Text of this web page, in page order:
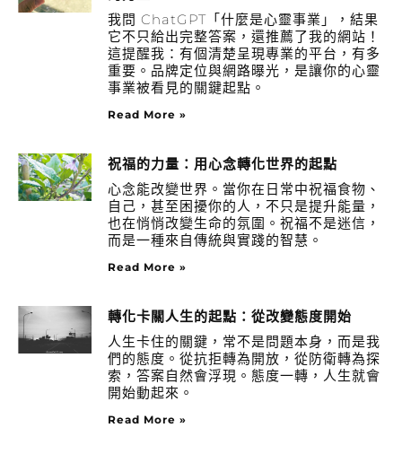
我問 ChatGPT「什麼是心靈事業」，結果
它不只給出完整答案，還推薦了我的網站！
這提醒我：有個清楚呈現專業的平台，有多
重要。品牌定位與網路曝光，是讓你的心靈
事業被看見的關鍵起點。
Read More »
祝福的力量：用心念轉化世界的起點
心念能改變世界。當你在日常中祝福食物、
自己，甚至困擾你的人，不只是提升能量，
也在悄悄改變生命的氛圍。祝福不是迷信，
而是一種來自傳統與實踐的智慧。
Read More »
轉化卡關人生的起點：從改變態度開始
人生卡住的關鍵，常不是問題本身，而是我
們的態度。從抗拒轉為開放，從防衛轉為探
索，答案自然會浮現。態度一轉，人生就會
開始動起來。
Read More »